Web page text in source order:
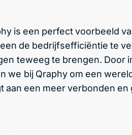
is een perfect voorbeeld
de bedrijfsefficiëntie te
teweeg te brengen. Door
we bij Qraphy om een
aan een meer verbonden